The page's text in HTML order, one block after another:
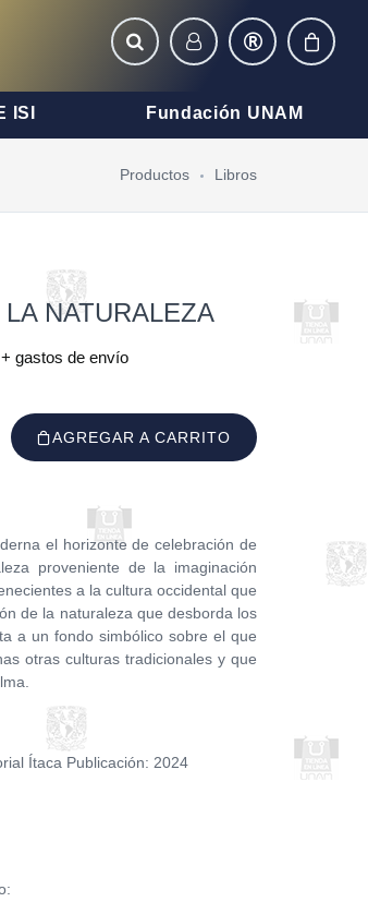
ISI Fundación UNAM
Productos Libros
NATURALEZA
gastos de envío
AGREGAR A CARRITO
el horizonte de celebración de
proveniente de la imaginación
a la cultura occidental que
de la naturaleza que desborda los
a un fondo simbólico sobre el que
otras culturas tradicionales y que
Ítaca Publicación: 2024